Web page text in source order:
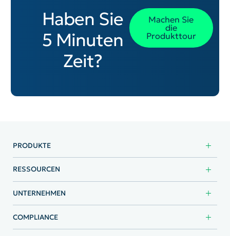
Haben Sie
5 Minuten
Zeit?
Machen Sie
die
Produkttour
PRODUKTE
RESSOURCEN
UNTERNEHMEN
COMPLIANCE